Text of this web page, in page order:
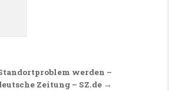
werden –
Zeitung – SZ.de →